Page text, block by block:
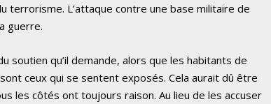
terrorisme. L’attaque contre une base militaire de
guerre.
soutien qu’il demande, alors que les habitants de
ceux qui se sentent exposés. Cela aurait dû être
les côtés ont toujours raison. Au lieu de les accuser